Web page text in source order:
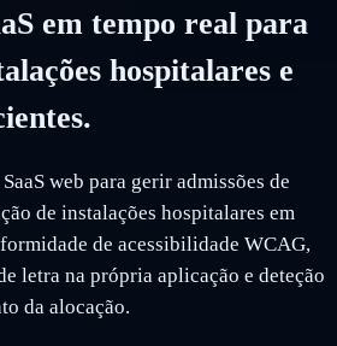
em tempo real para
hospitalares e
web para gerir admissões de
de instalações hospitalares em
de acessibilidade WCAG,
letra na própria aplicação e deteção
da alocação.